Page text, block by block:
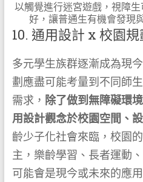
以觸覺進行迷宮遊戲，視障
好，讓普通生有機會發現
10. 通用設計 x 校園規
多元學生族群逐漸成為現
劃應盡可能考量到不同師
需求， 除了做到無障礙環
用設計觀念於校園空間、
齡少子化社會來臨，校園
主，樂齡學習、長者運動
可能會是現今或未來的應用